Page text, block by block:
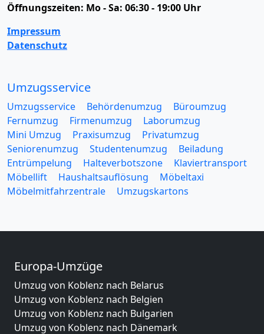
Öffnungszeiten: Mo - Sa: 06:30 - 19:00 Uhr
Impressum
Datenschutz
Umzugsservice
Umzugsservice Behördenumzug
Büroumzug
Fernumzug
Firmenumzug
Laborumzug
Mini Umzug
Praxisumzug
Privatumzug
Seniorenumzug
Studentenumzug
Beiladung
Entrümpelung
Halteverbotszone
Klaviertransport
Möbellift
Haushaltsauflösung
Möbeltaxi
Möbelmitfahrzentrale
Umzugskartons
Europa-Umzüge
Umzug von Koblenz nach Belarus
Umzug von Koblenz nach Belgien
Umzug von Koblenz nach Bulgarien
Umzug von Koblenz nach Dänemark